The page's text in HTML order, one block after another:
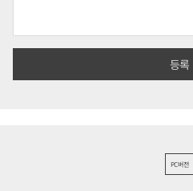
PC버전